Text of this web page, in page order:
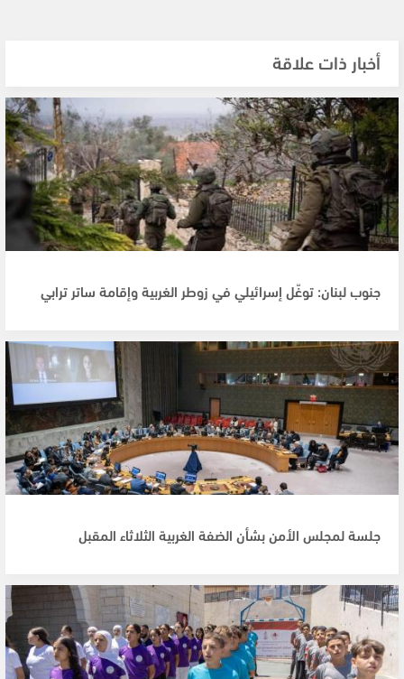
أخبار ذات علاقة
جنوب لبنان: توغّل إسرائيلي في زوطر الغربية وإقامة ساتر ترابي
جلسة لمجلس الأمن بشأن الضفة الغربية الثلاثاء المقبل